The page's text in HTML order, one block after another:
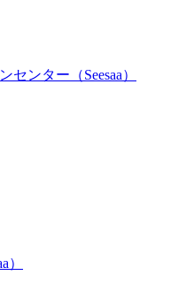
ンター（Seesaa）
）